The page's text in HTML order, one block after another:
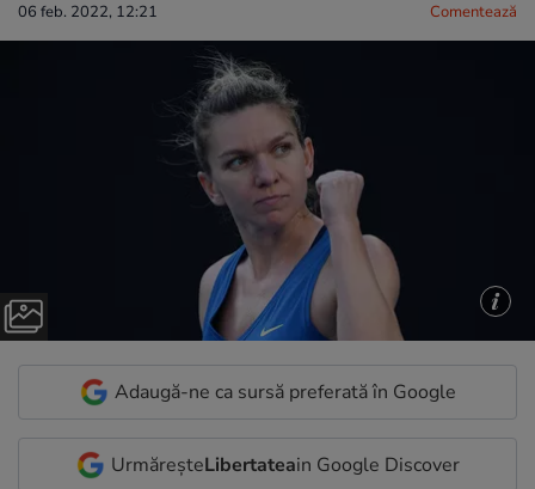
06 feb. 2022, 12:21 Comentează
Adaugă-ne ca sursă preferată în Google
UrmăreșteLibertateain Google Discover